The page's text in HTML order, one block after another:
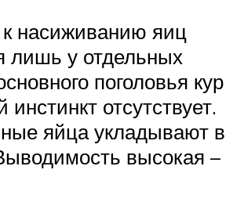
насиживанию яиц
лишь у отдельных
поголовья кур
инстинкт отсутствует.
яйца укладывают в
высокая –